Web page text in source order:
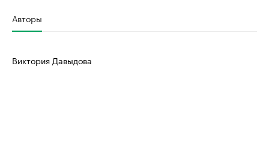
Авторы
Виктория Давыдова